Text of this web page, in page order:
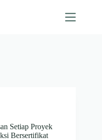
Setiap Proyek
Bersertifikat